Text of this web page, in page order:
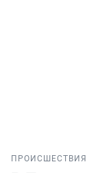
ПРОИСШЕСТВИЯ